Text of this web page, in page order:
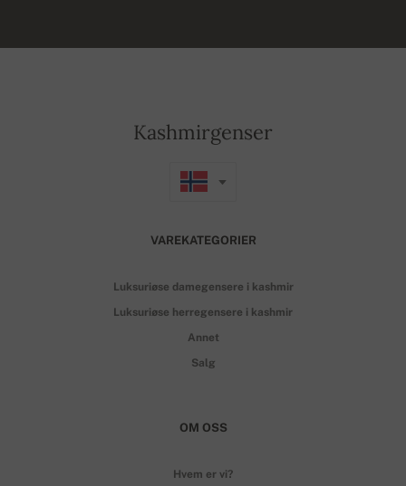
Kashmirgenser
VAREKATEGORIER
Luksuriøse damegensere i kashmir
Luksuriøse herregensere i kashmir
Annet
Salg
OM OSS
Hvem er vi?